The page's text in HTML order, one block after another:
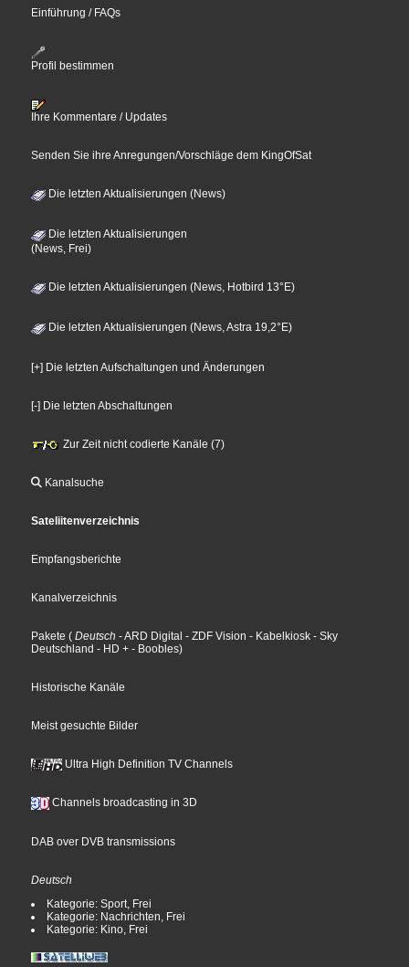
Einführung / FAQs
Profil bestimmen
Ihre Kommentare / Updates
Senden Sie ihre Anregungen/Vorschläge dem KingOfSat
Die letzten Aktualisierungen (News)
Die letzten Aktualisierungen
(News, Frei)
Die letzten Aktualisierungen (News, Hotbird 13°E)
Die letzten Aktualisierungen (News, Astra 19,2°E)
[+] Die letzten Aufschaltungen und Änderungen
[-] Die letzten Abschaltungen
Zur Zeit nicht codierte Kanäle (7)
Kanalsuche
Sateliitenverzeichnis
Empfangsberichte
Kanalverzeichnis
Pakete ( Deutsch - ARD Digital - ZDF Vision - Kabelkiosk - Sky
Deutschland - HD + - Boobles)
Historische Kanäle
Meist gesuchte Bilder
Ultra High Definition TV Channels
Channels broadcasting in 3D
DAB over DVB transmissions
Deutsch
Kategorie: Sport, Frei
Kategorie: Nachrichten, Frei
Kategorie: Kino, Frei